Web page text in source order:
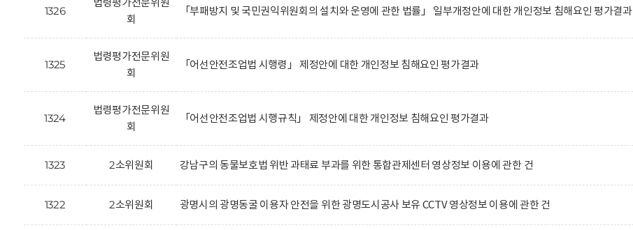
1326
회
「부패방지 및 국민권익위원회의 설치와 운영에 관한 법률」 일부개정안에 대한 개인정보 침해요인 평가결과
1325
법령평가전문위원
회
「어선안전조업법 시행령」 제정안에 대한 개인정보 침해요인 평가결과
1324
법령평가전문위원
회
「어선안전조업법 시행규칙」 제정안에 대한 개인정보 침해요인 평가결과
1323 2소위원회 강남구의 동물보호법 위반 과태료 부과를 위한 통합관제센터 영상정보 이용에 관한 건
1322 2소위원회 광명시의 광명동굴 이용자 안전을 위한 광명도시공사 보유 CCTV 영상정보 이용에 관한 건